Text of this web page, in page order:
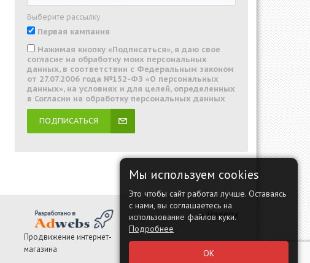
Выберите рассылку
Первая кампания
Нажимая кнопку «Подписаться», я даю свое
согласие на обработку моих персональных
данных, в соответствии с Федеральным законом
от 27.07.2006 года №152-ФЗ «О персональных
данных», на условиях и для целей, определенных
в Согласии на обработку персональных данных
ПОДПИСАТЬСЯ
Продвижение интернет-
магазина
Наверх
Мы используем cookies
Это чтобы сайт работал лучше. Оставаясь
с нами, вы соглашаетесь на
использование файлов куки.
Подробнее
ОК